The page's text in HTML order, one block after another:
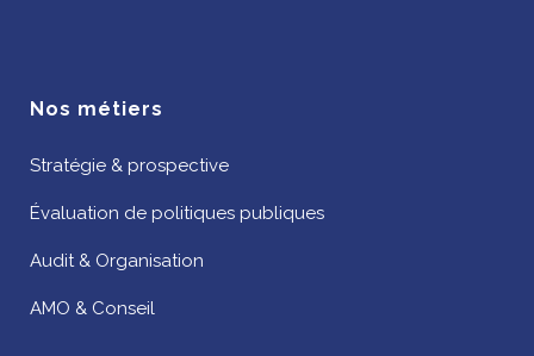
Nos métiers
Stratégie & prospective
Évaluation de politiques publiques
Audit & Organisation
AMO & Conseil